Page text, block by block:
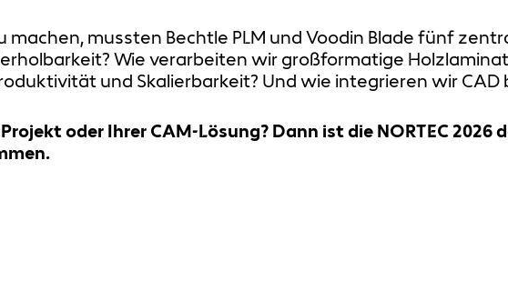
machen, mussten Bechtle PLM und Voodin Blade fünf
Wie verarbeiten wir großformatige
und Skalierbarkeit? Und wie integrieren wir CAD
oder Ihrer CAM‑Lösung? Dann ist die NORTEC